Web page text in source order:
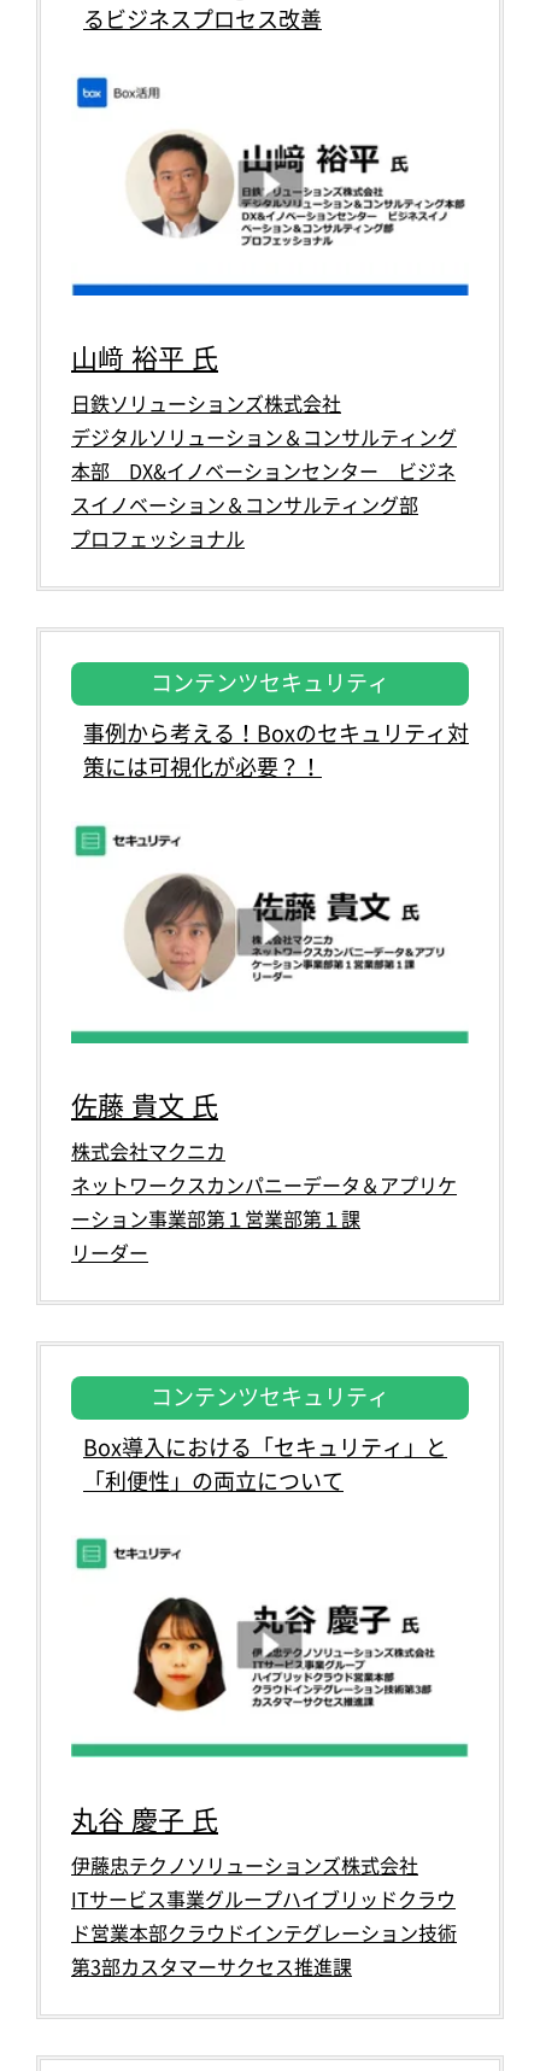
るビジネスプロセス改善
山﨑 裕平 氏
日鉄ソリューションズ株式会社
デジタルソリューション＆コンサルティング
本部 DX&イノベーションセンター ビジネ
スイノベーション＆コンサルティング部
プロフェッショナル
コンテンツセキュリティ
事例から考える！Boxのセキュリティ対
策には可視化が必要？！
佐藤 貴文 氏
株式会社マクニカ
ネットワークスカンパニーデータ＆アプリケ
ーション事業部第１営業部第１課
リーダー
コンテンツセキュリティ
Box導入における「セキュリティ」と
「利便性」の両立について
丸谷 慶子 氏
伊藤忠テクノソリューションズ株式会社
ITサービス事業グループハイブリッドクラウ
ド営業本部クラウドインテグレーション技術
第3部カスタマーサクセス推進課